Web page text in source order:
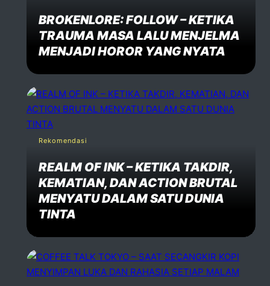
BROKENLORE: FOLLOW – KETIKA
TRAUMA MASA LALU MENJELMA
MENJADI HOROR YANG NYATA
Rekomendasi
REALM OF INK – KETIKA TAKDIR,
KEMATIAN, DAN ACTION BRUTAL
MENYATU DALAM SATU DUNIA
TINTA